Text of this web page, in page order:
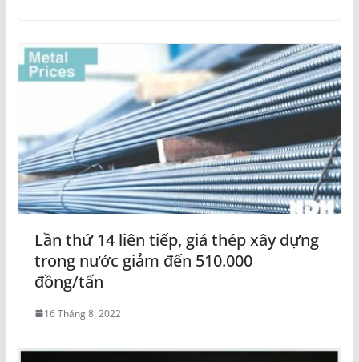
Lần thứ 14 liên tiếp, giá thép xây dựng
trong nước giảm đến 510.000
đồng/tấn
16 Tháng 8, 2022